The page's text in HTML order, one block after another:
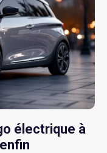
électrique à